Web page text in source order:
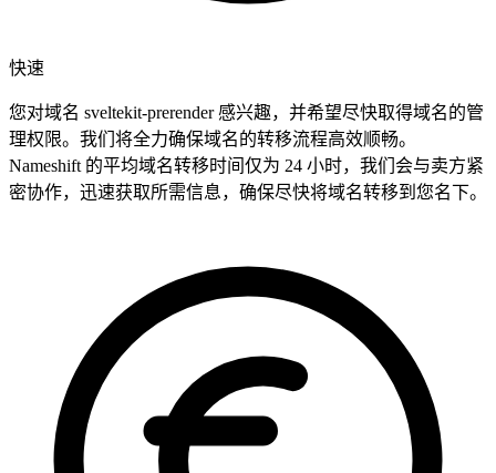
快速
您对域名 sveltekit-prerender 感兴趣，并希望尽快取得域名的管
理权限。我们将全力确保域名的转移流程高效顺畅。
Nameshift 的平均域名转移时间仅为 24 小时，我们会与卖方紧
密协作，迅速获取所需信息，确保尽快将域名转移到您名下。